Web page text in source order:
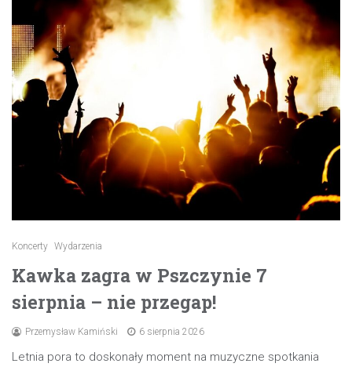
Koncerty Wydarzenia
Kawka zagra w Pszczynie 7
sierpnia – nie przegap!
Przemysław Kamiński 6 sierpnia 2026
Letnia pora to doskonały moment na muzyczne spotkania